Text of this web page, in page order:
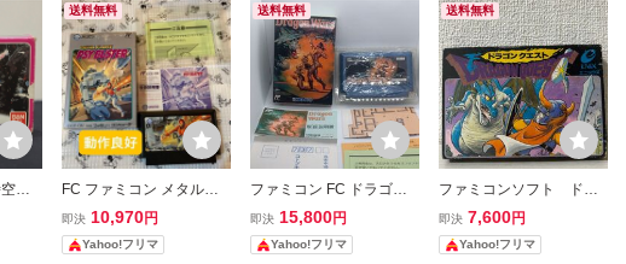
要
送料無料
FC ファミコン メタルフ
レームサイバスター
即決 10,970円
Yahoo!フリマ
送料無料
ファミコン FC ドラゴン
ウォーズ 箱説明書付 地図
ハガキ ケムコ 起動確認
端子清掃済
即決 15,800円
Yahoo!フリマ
送料無料
ファミコンソフト ドラ
ゴンクエスト （箱、説
明書付き）
即決 7,600円
Yahoo!フリマ